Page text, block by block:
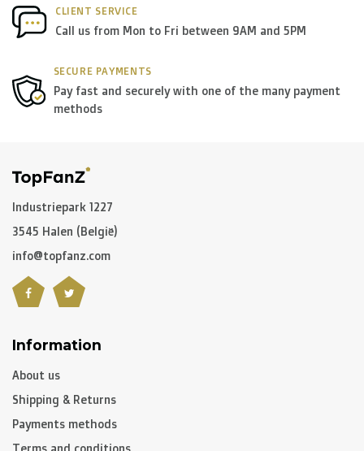
CLIENT SERVICE
Call us from Mon to Fri between 9AM and 5PM
SECURE PAYMENTS
Pay fast and securely with one of the many payment
methods
Industriepark 1227
3545 Halen (België)
info@topfanz.com
Information
About us
Shipping & Returns
Payments methods
Terms and conditions